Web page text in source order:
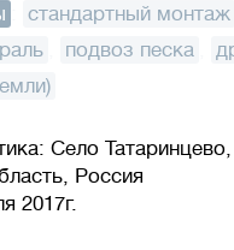
стандартный монтаж
подвоз песка
Село
Россия
2017г.